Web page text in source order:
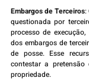
Embargos de Terceiros:
questionada por
processo de
dos embargos de
de posse. Esse
contestar a
propriedade.